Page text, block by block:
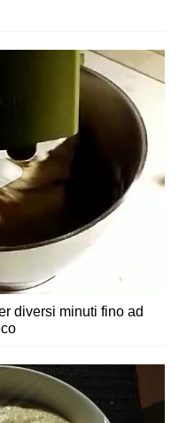
diversi minuti fino ad